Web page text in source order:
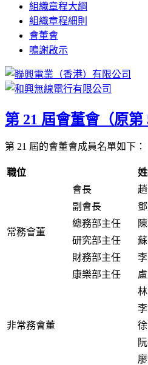
組織章程大綱
組織章程細則
會董會
鳴謝啟示
第 21 屆會董會（原第
第 21 屆的會董會成員名單如下：
職位
常務會董
會長
副會長
總務部主任
研究部主任
財務部主任
康樂部主任
非常務會董